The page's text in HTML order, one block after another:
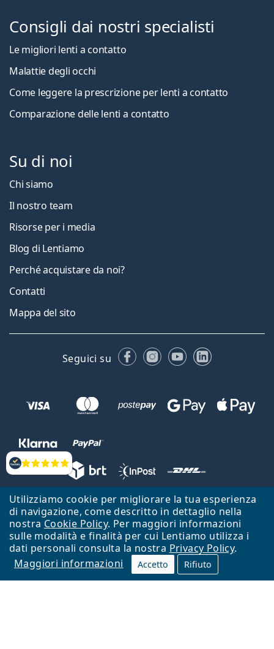
Utilizziamo cookie per migliorare la tua esperienza
di navigazione, come descritto in dettaglio nella
nostra Cookie Policy. Per maggiori informazioni
sulle modalità e finalità per cui Lentiamo utilizza i
dati personali consulta la nostra Privacy Policy.
Maggiori informazioni
Accetto Rifiuto
Valutazione
Consigli dai nostri specialisti
Le migliori lenti a contatto
Malattie degli occhi
Come leggere la prescrizione per lenti a contatto
Comparazione delle lenti a contatto
Su di noi
Chi siamo
Il nostro team
Risorse per i media
Blog di Lentiamo
Perché acquistare da noi?
Contatti
Mappa del sito
Seguici su FacebookInstagram
YouTubeLinkedIn
Lentiamo s.r.o., Vídeňská 12, 37833 Nová Bystřice, Repubblica Ceca.
Partita IVA: CZ26104784
Torna alla Home Page
Vai all'inizio
Il sito Lentiamo.it è proprietà di Lentiamo s.r.o., che ne detiene la
Online - per te - da 18 anni!